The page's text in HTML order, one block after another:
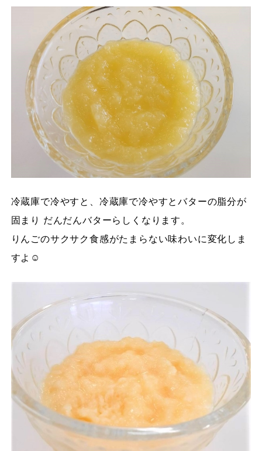
冷蔵庫で冷やすと、冷蔵庫で冷やすとバターの脂分が
固まり だんだんバターらしくなります。
りんごのサクサク食感がたまらない味わいに変化しま
すよ☺